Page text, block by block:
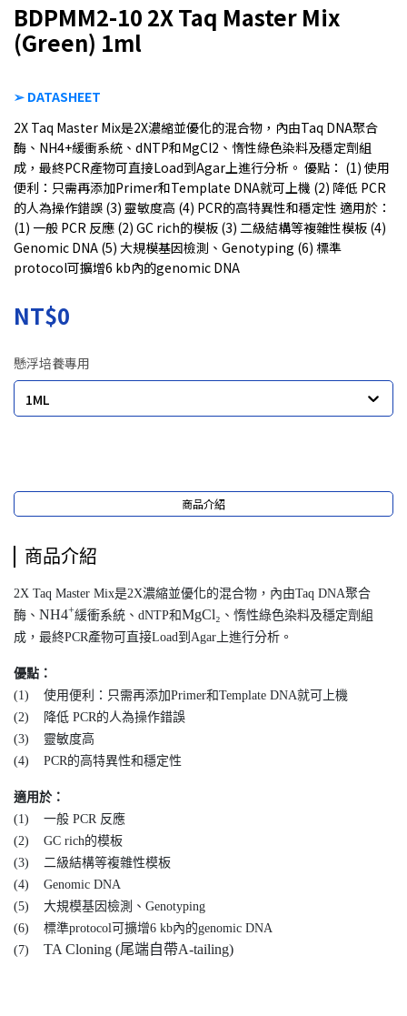
BDPMM2-10 2X Taq Master Mix
(Green) 1ml
➢ DATASHEET
2X Taq Master Mix是2X濃縮並優化的混合物，內由Taq DNA聚合
酶、NH4+緩衝系統、dNTP和MgCl2、惰性綠色染料及穩定劑組
成，最終PCR產物可直接Load到Agar上進行分析。 優點： (1) 使用
便利：只需再添加Primer和Template DNA就可上機 (2) 降低 PCR
的人為操作錯誤 (3) 靈敏度高 (4) PCR的高特異性和穩定性 適用於：
(1) 一般 PCR 反應 (2) GC rich的模板 (3) 二級結構等複雜性模板 (4)
Genomic DNA (5) 大規模基因檢測、Genotyping (6) 標準
protocol可擴增6 kb內的genomic DNA
NT$0
懸浮培養專用
1ML
商品介紹
商品介紹
2X Taq Master Mix是2X濃縮並優化的混合物，內由Taq DNA聚合
酶、 NH4+緩衝系統、dNTP和MgCl₂ 、惰性綠色染料及穩定劑組
成，最終PCR產物可直接Load到Agar上進行分析。
優點：
(1) 使用便利：只需再添加Primer和Template DNA就可上機
(2) 降低 PCR的人為操作錯誤
(3) 靈敏度高
(4) PCR的高特異性和穩定性
適用於：
(1) 一般 PCR 反應
(2) GC rich的模板
(3) 二級結構等複雜性模板
(4) Genomic DNA
(5) 大規模基因檢測、Genotyping
(6) 標準protocol可擴增6 kb內的genomic DNA
(7) TA Cloning (尾端自帶A-tailing)